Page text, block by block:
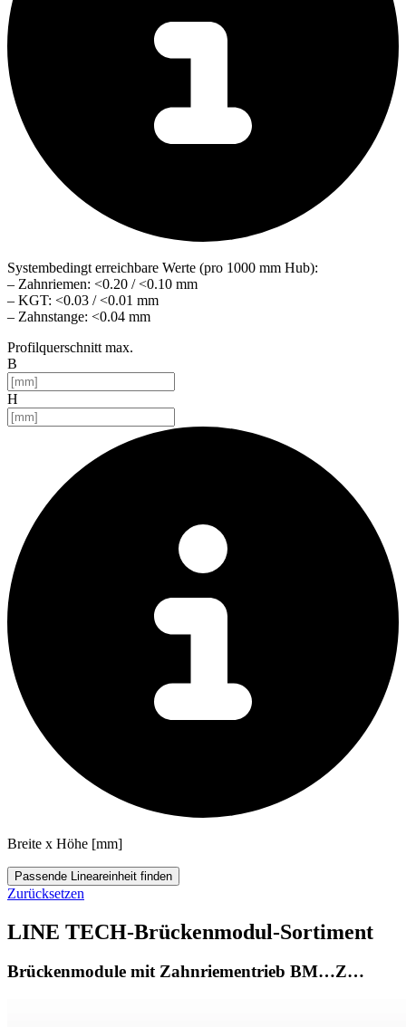
Systembedingt erreichbare Werte (pro 1000 mm Hub):
– Zahnriemen: <0.20 / <0.10 mm
– KGT: <0.03 / <0.01 mm
– Zahnstange: <0.04 mm
Profilquerschnitt max.
B
H
Breite x Höhe [mm]
Passende Lineareinheit finden
Zurücksetzen
LINE TECH-Brückenmodul-Sortiment
Brückenmodule mit Zahnriementrieb BM…Z…